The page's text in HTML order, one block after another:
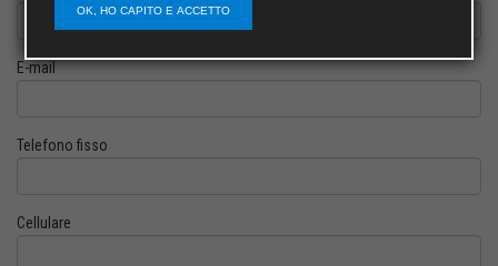
E-mail
Telefono fisso
Cellulare
OK, HO CAPITO E ACCETTO